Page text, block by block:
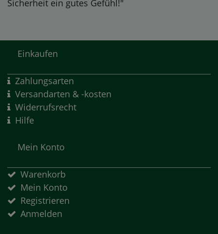
Sicherheit ein gutes Gefühl!"
Einkaufen
Zahlungsarten
Versandarten & -kosten
Widerrufsrecht
Hilfe
Mein Konto
Warenkorb
Mein Konto
Registrieren
Anmelden